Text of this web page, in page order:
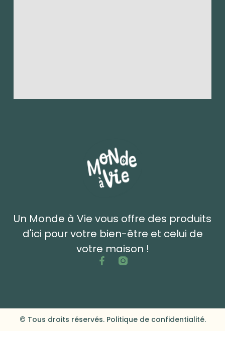
Un Monde à Vie vous offre des produits
d'ici pour votre bien-être et celui de
votre maison !
© Tous droits réservés. Politique de confidentialité.